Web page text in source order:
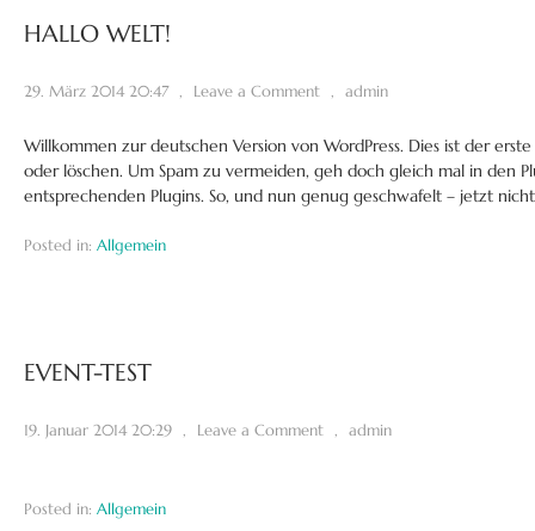
HALLO WELT!
29. März 2014 20:47 , Leave a Comment , admin
Willkommen zur deutschen Version von WordPress. Dies ist der
oder löschen. Um Spam zu vermeiden, geh doch gleich mal in den
entsprechenden Plugins. So, und nun genug geschwafelt – jetzt
Posted in: Allgemein
EVENT-TEST
19. Januar 2014 20:29 , Leave a Comment , admin
Posted in: Allgemein